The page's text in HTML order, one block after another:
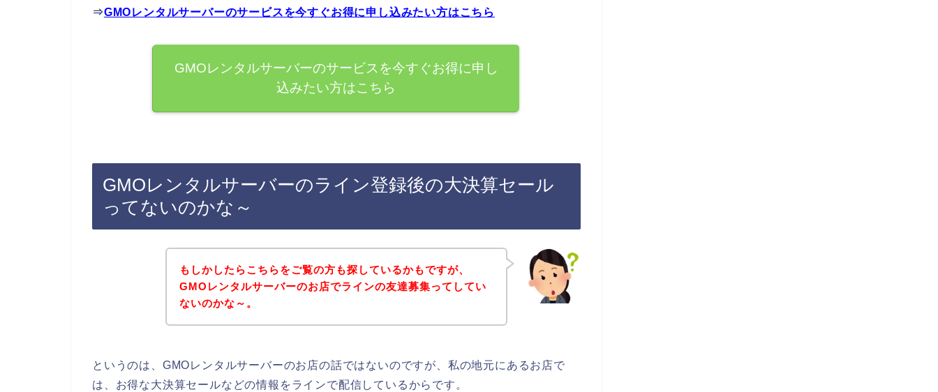
⇒GMOレンタルサーバーのサービスを今すぐお得に申し込みたい方はこちら
GMOレンタルサーバーのサービスを今すぐお得に申し
込みたい方はこちら
GMOレンタルサーバーのライン登録後の大決算セール
ってないのかな～
もしかしたらこちらをご覧の方も探しているかもですが、
GMOレンタルサーバーのお店でラインの友達募集ってしてい
ないのかな～。
というのは、GMOレンタルサーバーのお店の話ではないのですが、私の地元にあるお店で
は、お得な大決算セールなどの情報をラインで配信しているからです。